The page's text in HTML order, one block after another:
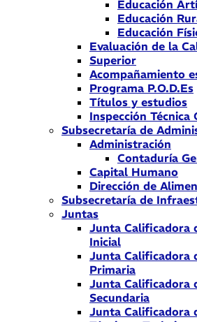
Educación
Educación
Educación
Evaluación de la
Superior
Acompañamiento
Programa P.O.D.Es
Títulos y estudios
Inspección Técnica
Subsecretaría de
Administración
Contaduría
Capital Humano
Dirección de
Subsecretaría de
Juntas
Junta Calificadora
Inicial
Junta Calificadora
Primaria
Junta Calificadora
Secundaria
Junta Calificadora